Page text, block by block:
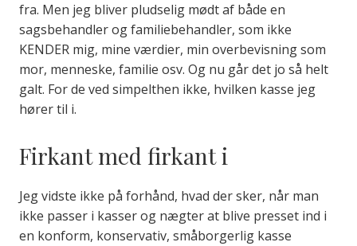
fra. Men jeg bliver pludselig mødt af både en
sagsbehandler og familiebehandler, som ikke
KENDER mig, mine værdier, min overbevisning som
mor, menneske, familie osv. Og nu går det jo så helt
galt. For de ved simpelthen ikke, hvilken kasse jeg
hører til i.
Firkant med firkant i
Jeg vidste ikke på forhånd, hvad der sker, når man
ikke passer i kasser og nægter at blive presset ind i
en konform, konservativ, småborgerlig kasse